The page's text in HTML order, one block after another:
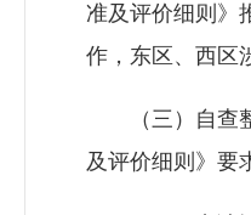
准及评价细则》
作，东区、西区
（三）自查整
及评价细则》要